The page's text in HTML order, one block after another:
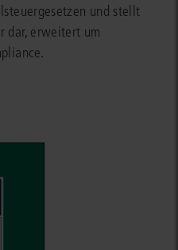
und stellt
dar, erweitert um